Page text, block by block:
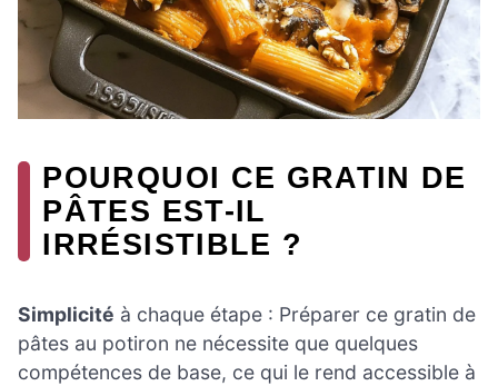
POURQUOI CE GRATIN DE
PÂTES EST-IL
IRRÉSISTIBLE ?
Simplicité à chaque étape : Préparer ce gratin de
pâtes au potiron ne nécessite que quelques
compétences de base, ce qui le rend accessible à